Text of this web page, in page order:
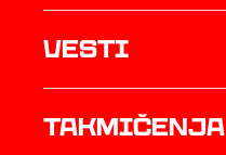
Vesti
Takmičenja